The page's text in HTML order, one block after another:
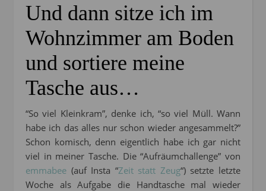
Und dann sitze ich im
Wohnzimmer am Boden
und sortiere meine
Tasche aus…
“So viel Kleinkram”, denke ich, “so viel Müll. Wann
habe ich das alles nur schon wieder angesammelt?”
Schon komisch, denn eigentlich habe ich gar nicht
viel in meiner Tasche. Die “Aufräumchallenge” von
emmabee (auf Insta “Zeit statt Zeug“) setzte letzte
Woche als Aufgabe die Handtasche mal wieder